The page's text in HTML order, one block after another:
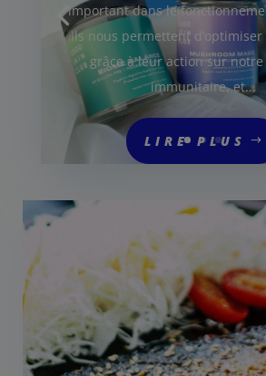
important dans le
ils nous permettent
grâce à leur action sur notre
immunitaire, et...
LIRE PLUS